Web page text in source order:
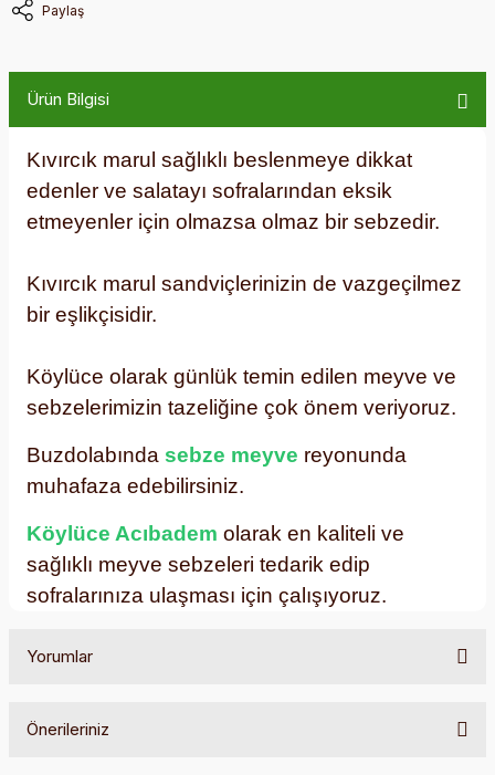
Paylaş
Ürün Bilgisi
Kıvırcık marul sağlıklı beslenmeye dikkat
edenler ve salatayı sofralarından eksik
etmeyenler için olmazsa olmaz bir sebzedir.
Kıvırcık marul sandviçlerinizin de vazgeçilmez
bir eşlikçisidir.
Köylüce olarak günlük temin edilen meyve ve
sebzelerimizin tazeliğine çok önem veriyoruz.
Buzdolabında sebze meyve reyonunda
muhafaza edebilirsiniz.
Köylüce Acıbadem olarak en kaliteli ve
sağlıklı meyve sebzeleri tedarik edip
sofralarınıza ulaşması için çalışıyoruz.
Yorumlar
Önerileriniz